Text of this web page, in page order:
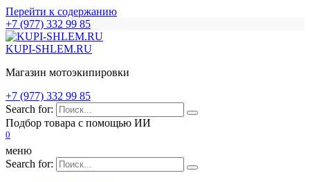
Перейти к содержанию
+7 (977) 332 99 85
KUPI-SHLEM.RU
Магазин мотоэкипировки
+7 (977) 332 99 85
Search for:
Подбор товара с помощью ИИ
0
меню
Search for: